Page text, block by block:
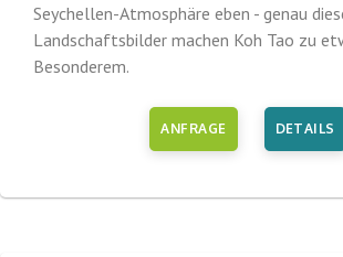
Seychellen-Atmosphäre eben - genau
Landschaftsbilder machen Koh Tao zu
Besonderem.
ANFRAGE DETAILS